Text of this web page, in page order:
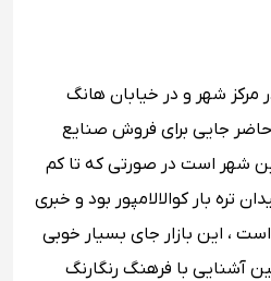
در مرکز شهر و در خیابان هانگ
حاضر جایی برای فروش صنایع
شهر است در صورتی که تا کم
میدان تره بار کوالالامپور بود و خبری
، این بازار جای بسیار خوبی
آشنایی با فرهنگ رنگارنگ